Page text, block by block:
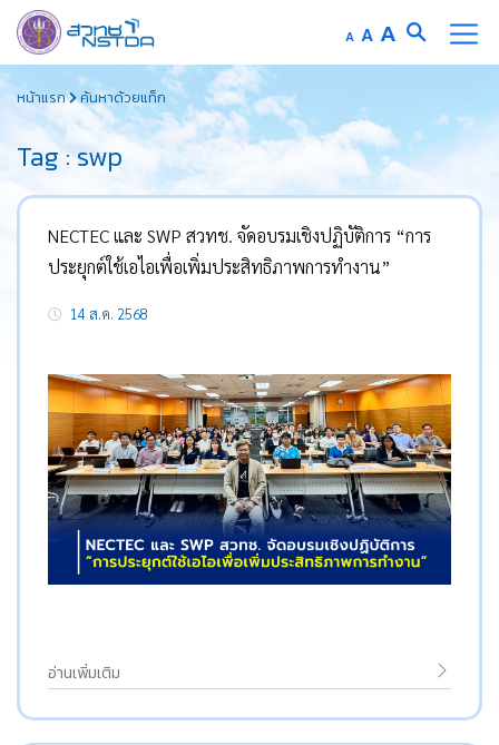
to
content
A Decrease
font
AReset
font
A Increase
font
หน้าแรก ค้นหาด้วยแท็ก
Tag : swp
NECTEC และ SWP สวทช. จัดอบรมเชิงปฏิบัติการ “การ
ประยุกต์ใช้เอไอเพื่อเพิ่มประสิทธิภาพการทำงาน”
14 ส.ค. 2568
อ่านเพิ่มเติม